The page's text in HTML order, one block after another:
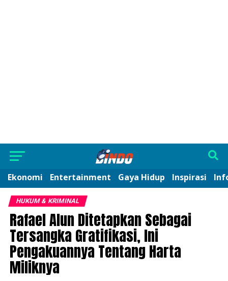
Ekonomi Entertainment Gaya Hidup Inspirasi
HUKUM & KRIMINAL
Rafael Alun Ditetapkan Sebagai
Tersangka Gratifikasi, Ini
Pengakuannya Tentang Harta
Miliknya